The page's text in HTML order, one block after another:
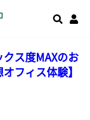
ス度MAXのお
フィス体験】